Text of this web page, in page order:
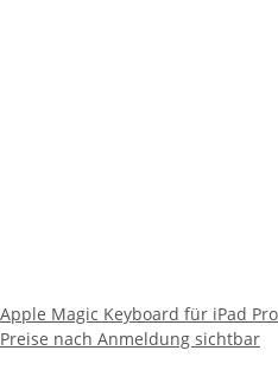
Apple Magic Keyboard für iPad
Preise nach Anmeldung sichtbar